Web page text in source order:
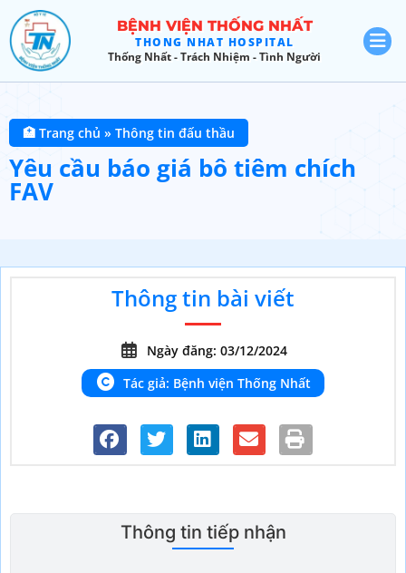
BỆNH VIỆN THỐNG NHẤT
THONG NHAT HOSPITAL
Thống Nhất - Trách Nhiệm - Tình Người
🏥 Trang chủ » Thông tin đấu thầu
Yêu cầu báo giá bô tiêm chích
FAV
Thông tin tiếp nhận
Thông tin bài viết
Ngày đăng: 03/12/2024
Tác giả: Bệnh viện Thống Nhất